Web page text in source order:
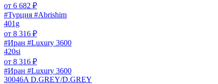
от 6 682 ₽
#Турция #Abrishim
401g
от 8 316 ₽
#Иран #Luxury 3600
420si
от 8 316 ₽
#Иран #Luxury 3600
30046A D.GREY/D.GREY